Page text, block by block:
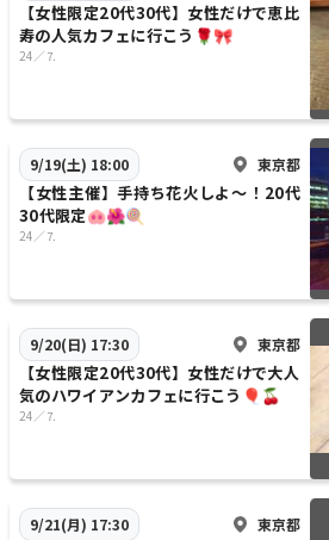
【女性限定20代30代】女性だけで恵比
寿の人気カフェに行こう🌹🎀
24／⒎
9/19(土) 18:00 東京都
【女性主催】手持ち花火しよ〜！20代
30代限定🐽🌺🍭
24／⒎
9/20(日) 17:30 東京都
【女性限定20代30代】女性だけで大人
気のハワイアンカフェに行こう🎈🍒
24／⒎
9/21(月) 17:30 東京都